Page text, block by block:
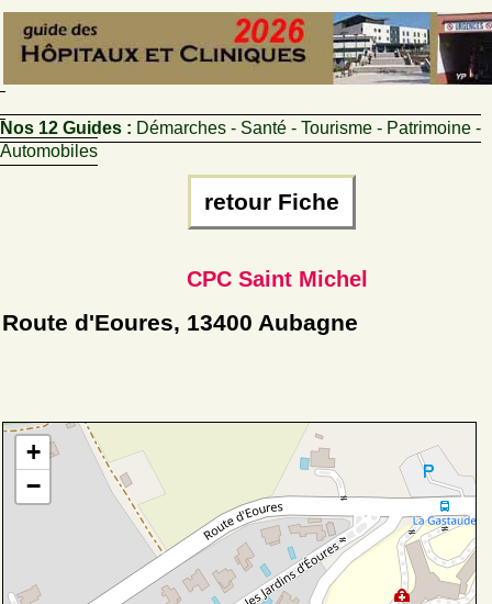
Nos 12 Guides : Démarches - Santé - Tourisme - Patrimoine -
Automobiles
retour Fiche
CPC Saint Michel
Route d'Eoures, 13400 Aubagne
+
−